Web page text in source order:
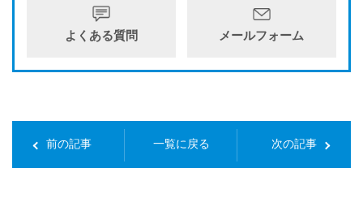
よくある質問 メールフォーム
前の記事 一覧に戻る 次の記事